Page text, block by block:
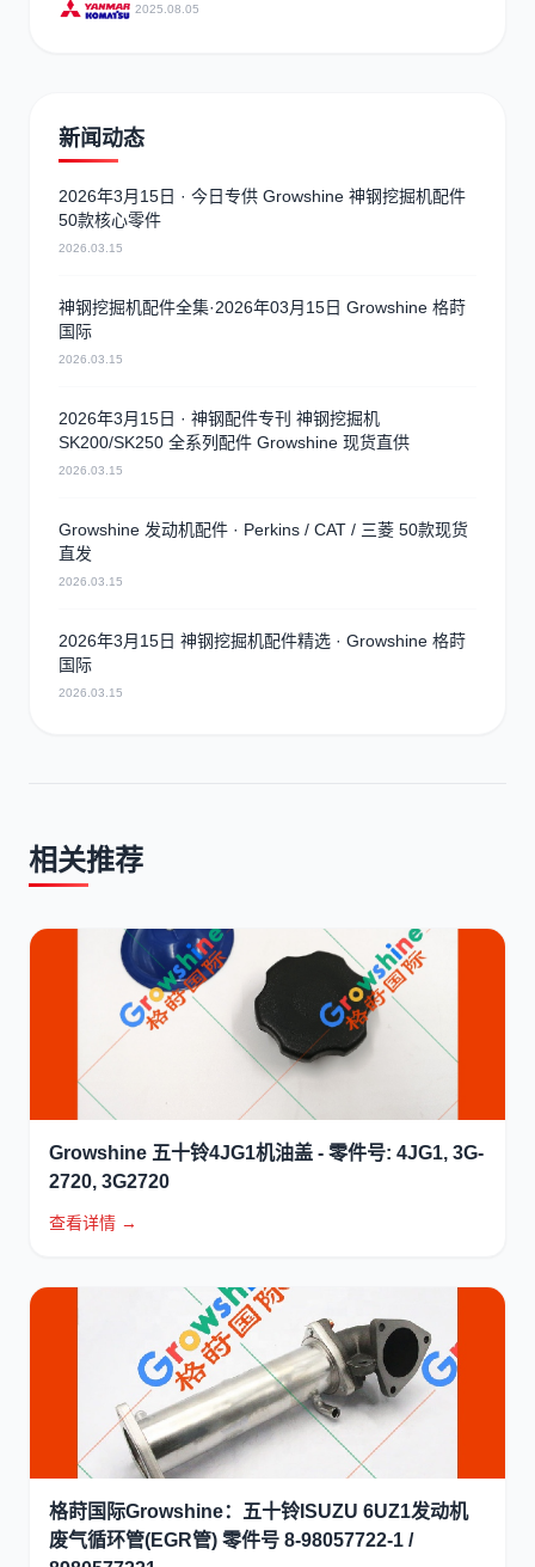
2025.08.05
新闻动态
2026年3月15日 · 今日专供 Growshine 神钢挖掘机配件
50款核心零件
2026.03.15
神钢挖掘机配件全集·2026年03月15日 Growshine 格莳
国际
2026.03.15
2026年3月15日 · 神钢配件专刊 神钢挖掘机
SK200/SK250 全系列配件 Growshine 现货直供
2026.03.15
Growshine 发动机配件 · Perkins / CAT / 三菱 50款现货
直发
2026.03.15
2026年3月15日 神钢挖掘机配件精选 · Growshine 格莳
国际
2026.03.15
相关推荐
Growshine 五十铃4JG1机油盖 - 零件号: 4JG1, 3G-
2720, 3G2720
查看详情 →
格莳国际Growshine：五十铃ISUZU 6UZ1发动机
废气循环管(EGR管) 零件号 8-98057722-1 /